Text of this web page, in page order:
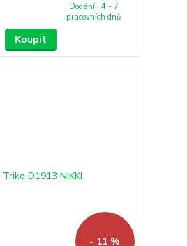
Dodání : 4 - 7
pracovních dnů
Koupit
- 11 %